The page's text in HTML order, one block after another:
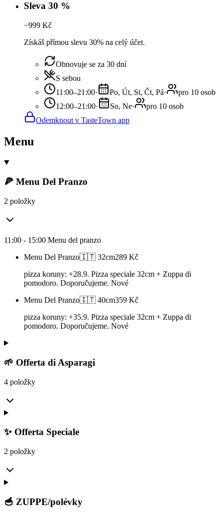
Sleva 30 %
−999 Kč
Získáš přímou slevu 30% na celý účet.
Obnovuje se za 30 dní
S sebou
11:00–21:00· Po, Út, St, Čt, Pá·
pro 10 osob
12:00–21:00· So, Ne·
pro 10 osob
Odemknout v TasteTown app
Menu
🍕 Menu Del Pranzo
2 položky
11:00 - 15:00 Menu del pranzo
Menu Del Pranzo🇮🇹 32cm289 Kč
pizza koruny: +28.9. Pizza speciale 32cm + Zuppa di
pomodoro. Doporučujeme. Nové
Menu Del Pranzo🇮🇹 40cm359 Kč
pizza koruny: +35.9. Pizza speciale 32cm + Zuppa di
pomodoro. Doporučujeme. Nové
🌱 Offerta di Asparagi
4 položky
✨ Offerta Speciale
2 položky
🥣 ZUPPE/polévky